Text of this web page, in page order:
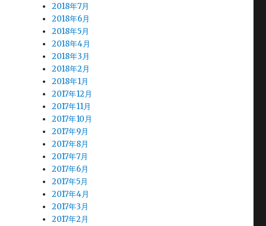
2018年7月
2018年6月
2018年5月
2018年4月
2018年3月
2018年2月
2018年1月
2017年12月
2017年11月
2017年10月
2017年9月
2017年8月
2017年7月
2017年6月
2017年5月
2017年4月
2017年3月
2017年2月